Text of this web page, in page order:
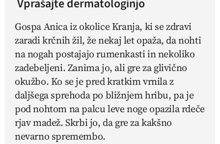
Vprašajte dermatologinjo
Gospa Anica iz okolice Kranja, ki se zdravi
zaradi krčnih žil, že nekaj let opaža, da nohti
na nogah postajajo rumenkasti in nekoliko
zadebeljeni. Zanima jo, ali gre za glivično
okužbo. Ko se je pred kratkim vrnila z
daljšega sprehoda po bližnjem hribu, pa je
pod nohtom na palcu leve noge opazila rdeče
rjav madež. Skrbi jo, da gre za kakšno
nevarno spremembo.